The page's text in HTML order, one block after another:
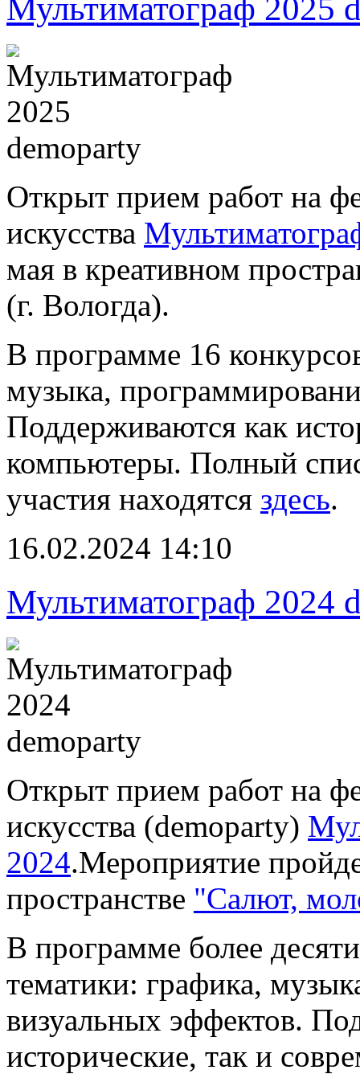
Мультиматограф 2025
Открыт прием работ на
искусства
мая в креативном
(г. Вологда).
В программе 16
музыка,
Поддерживаются как
компьютеры. Полный
участия находятся здесь.
16.02.2024 14:10
Мультиматограф 2024
Открыт прием работ на
искусства (demoparty)
2024.Мероприятие
пространстве "Салют,
В программе более
тематики: графика,
визуальных эффектов.
исторические, так и